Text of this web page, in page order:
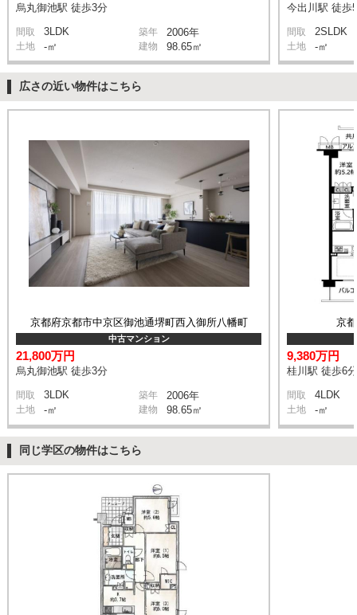
烏丸御池駅 徒歩3分
間取 3LDK 築年 2006年
土地 -㎡ 建物 98.65㎡
今出川駅 徒歩
間取 2SLDK
土地 -㎡
広さの近い物件はこちら
京都府京都市中京区御池通堺町西入御所八幡町
中古マンション
21,800万円
烏丸御池駅 徒歩3分
間取 3LDK 築年 2006年
土地 -㎡ 建物 98.65㎡
京
9,380万円
桂川駅 徒歩6分
間取 4LDK
土地 -㎡
同じ学区の物件はこちら